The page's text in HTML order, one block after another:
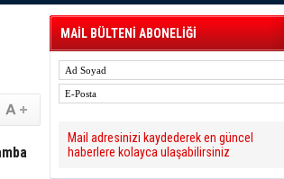
MAİL BÜLTENİ ABONELİĞİ
Mail adresinizi kaydederek en güncel
haberlere kolayca ulaşabilirsiniz